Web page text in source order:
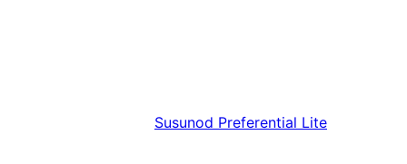
Susunod Preferential Lite